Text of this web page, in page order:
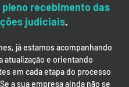
recebimento das
judiciais.
já estamos acompanhando
atualização e orientando
em cada etapa do processo
a sua empresa ainda não se